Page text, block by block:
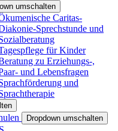
umschalten
Caritas-
Sprechstunde und
für Kinder
zu Erziehungs-,
und Lebensfragen
und
Dropdown umschalten